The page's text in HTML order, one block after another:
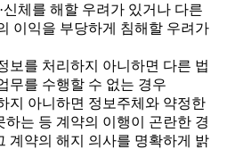
신체를 해할 우려가 있거나 다른
이익을 부당하게 침해할 우려가
보를 처리하지 아니하면 다른 법
무를 수행할 수 없는 경우
지 아니하면 정보주체와 약정한
는 등 계약의 이행이 곤란한 경
계약의 해지 의사를 명확하게 밝